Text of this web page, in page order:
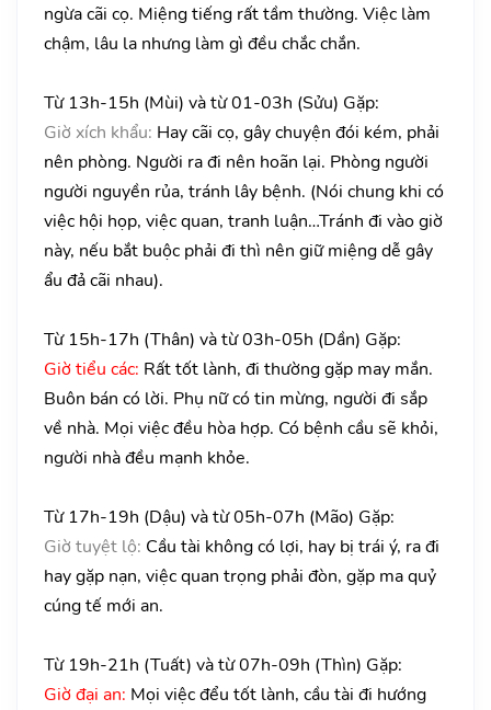
ngừa cãi cọ. Miệng tiếng rất tầm thường. Việc làm
chậm, lâu la nhưng làm gì đều chắc chắn.
Từ 13h-15h (Mùi) và từ 01-03h (Sửu) Gặp:
Giờ xích khẩu: Hay cãi cọ, gây chuyện đói kém, phải
nên phòng. Người ra đi nên hoãn lại. Phòng người
người nguyền rủa, tránh lây bệnh. (Nói chung khi có
việc hội họp, việc quan, tranh luận…Tránh đi vào giờ
này, nếu bắt buộc phải đi thì nên giữ miệng dễ gây
ẩu đả cãi nhau).
Từ 15h-17h (Thân) và từ 03h-05h (Dần) Gặp:
Giờ tiểu các: Rất tốt lành, đi thường gặp may mắn.
Buôn bán có lời. Phụ nữ có tin mừng, người đi sắp
về nhà. Mọi việc đều hòa hợp. Có bệnh cầu sẽ khỏi,
người nhà đều mạnh khỏe.
Từ 17h-19h (Dậu) và từ 05h-07h (Mão) Gặp:
Giờ tuyệt lộ: Cầu tài không có lợi, hay bị trái ý, ra đi
hay gặp nạn, việc quan trọng phải đòn, gặp ma quỷ
cúng tế mới an.
Từ 19h-21h (Tuất) và từ 07h-09h (Thìn) Gặp:
Giờ đại an: Mọi việc đểu tốt lành, cầu tài đi hướng